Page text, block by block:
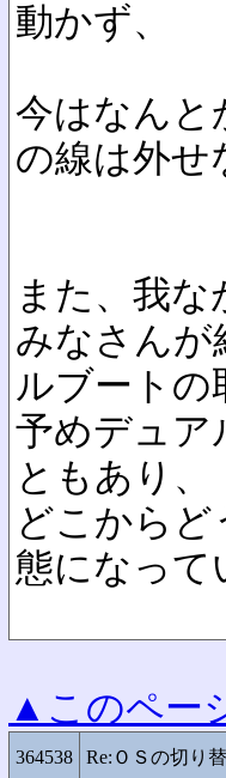
動かず、
今はなんと
の線は外せ
また、我
みなさんが
ルブートの
予めデュア
ともあり、
どこから
態になって
▲このペー
364538 Re:ＯＳの切り